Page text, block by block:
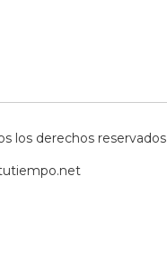
los derechos reservados